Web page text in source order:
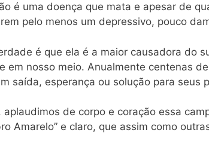
é uma doença que mata e apesar de
pelo menos um depressivo, pouco
é que ela é a maior causadora do
em nosso meio. Anualmente centenas
saída, esperança ou solução para seus
aplaudimos de corpo e coração essa
Amarelo” e claro, que assim como